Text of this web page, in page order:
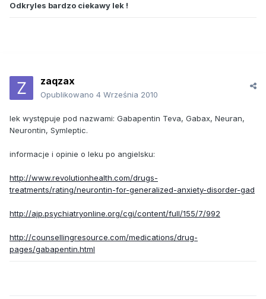
Odkryles bardzo ciekawy lek !
zaqzax
Opublikowano 4 Września 2010
lek występuje pod nazwami: Gabapentin Teva, Gabax, Neuran,
Neurontin, Symleptic.
informacje i opinie o leku po angielsku:
http://www.revolutionhealth.com/drugs-
treatments/rating/neurontin-for-generalized-anxiety-disorder-gad
http://ajp.psychiatryonline.org/cgi/content/full/155/7/992
http://counsellingresource.com/medications/drug-
pages/gabapentin.html